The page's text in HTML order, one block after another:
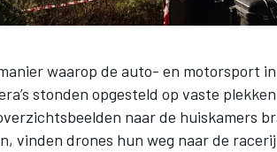
DTM
waarop de auto- en motorsport
stonden opgesteld op vaste
naar de huiskamers
vinden drones hun weg naar de